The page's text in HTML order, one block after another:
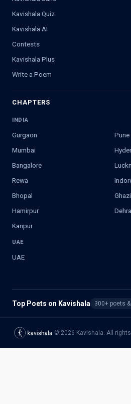
Kavishala Quiz
Kavishala AI
Contests
Kavishala Plus
Write a Poem
CHAPTERS
INDIA
Gurgaon
Pune
Mumbai
Bangalore
Rewa
Bhopal
Hamirpur
Kanpur
UAE
UAE
Top Poets on Kavishala 300+ poets
© 2026 Kavishala. All